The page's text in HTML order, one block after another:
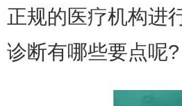
正规的医疗机构进
诊断有哪些要点呢?